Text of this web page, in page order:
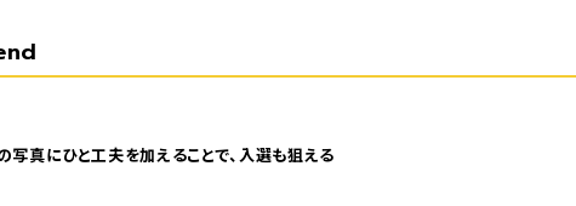
写真にひと工夫を加えることで、入選も狙える